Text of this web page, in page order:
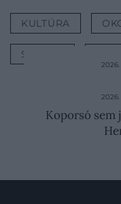
KULTÚRA
SZOKÁS
Koporsó